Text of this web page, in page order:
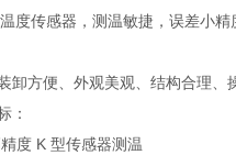
度传感器，测温敏捷，误差小精
卸方便、外观美观、结构合理、
：
度 K 型传感器测温